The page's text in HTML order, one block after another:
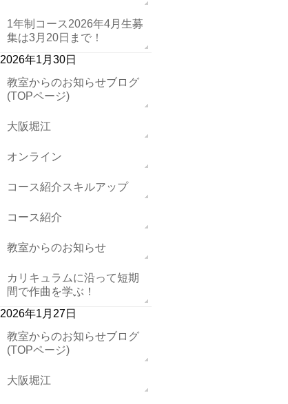
1年制コース2026年4月生募
集は3月20日まで！
2026年1月30日
教室からのお知らせブログ
(TOPページ)
大阪堀江
オンライン
コース紹介スキルアップ
コース紹介
教室からのお知らせ
カリキュラムに沿って短期
間で作曲を学ぶ！
2026年1月27日
教室からのお知らせブログ
(TOPページ)
大阪堀江